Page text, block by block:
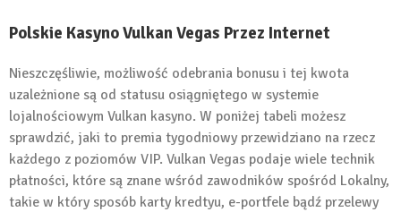
Polskie Kasyno Vulkan Vegas Przez Internet
Nieszczęśliwie, możliwość odebrania bonusu i tej kwota
uzależnione są od statusu osiągniętego w systemie
lojalnościowym Vulkan kasyno. W poniżej tabeli możesz
sprawdzić, jaki to premia tygodniowy przewidziano na rzecz
każdego z poziomów VIP. Vulkan Vegas podaje wiele technik
płatności, które są znane wśród zawodników spośród Lokalny,
takie w który sposób karty kredtyu, e-portfele bądź przelewy